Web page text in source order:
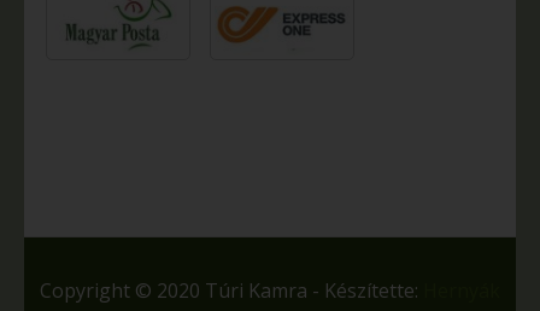
Copyright © 2020 Túri Kamra - Készítette: